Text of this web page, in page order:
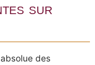
sur
des